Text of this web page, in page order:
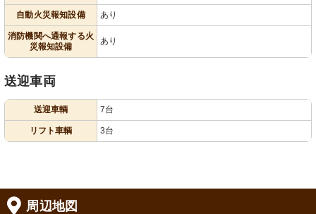
自動火災報知設備 あり
消防機関へ通報する火
災報知設備
あり
送迎車両
送迎車輌 7台
リフト車輌 3台
周辺地図